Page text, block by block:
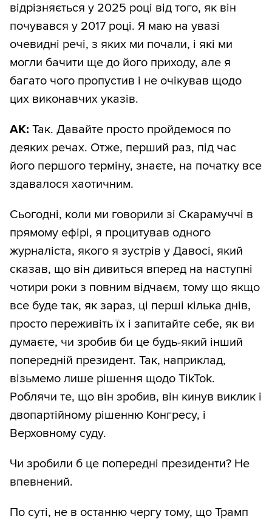
відрізняється у 2025 році від того, як він
почувався у 2017 році. Я маю на увазі
очевидні речі, з яких ми почали, і які ми
могли бачити ще до його приходу, але я
багато чого пропустив і не очікував щодо
цих виконавчих указів.
АК: Так. Давайте просто пройдемося по
деяких речах. Отже, перший раз, під час
його першого терміну, знаєте, на початку все
здавалося хаотичним.
Сьогодні, коли ми говорили зі Скарамуччі в
прямому ефірі, я процитував одного
журналіста, якого я зустрів у Давосі, який
сказав, що він дивиться вперед на наступні
чотири роки з повним відчаєм, тому що якщо
все буде так, як зараз, ці перші кілька днів,
просто переживіть їх і запитайте себе, як ви
думаєте, чи зробив би це будь-який інший
попередній президент. Так, наприклад,
візьмемо лише рішення щодо TikTok.
Роблячи те, що він зробив, він кинув виклик і
двопартійному рішенню Конгресу, і
Верховному суду.
Чи зробили б це попередні президенти? Не
впевнений.
По суті, не в останню чергу тому, що Трамп